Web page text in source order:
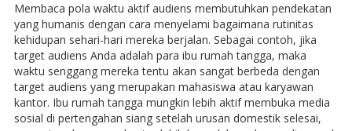
Membaca pola waktu aktif audiens membutuhkan pendekatan
yang humanis dengan cara menyelami bagaimana rutinitas
kehidupan sehari-hari mereka berjalan. Sebagai contoh, jika
target audiens Anda adalah para ibu rumah tangga, maka
waktu senggang mereka tentu akan sangat berbeda dengan
target audiens yang merupakan mahasiswa atau karyawan
kantor. Ibu rumah tangga mungkin lebih aktif membuka media
sosial di pertengahan siang setelah urusan domestik selesai,